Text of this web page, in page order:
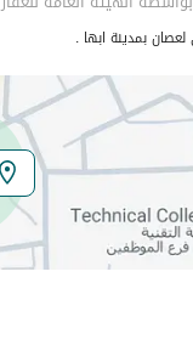
بمدينة ابها .